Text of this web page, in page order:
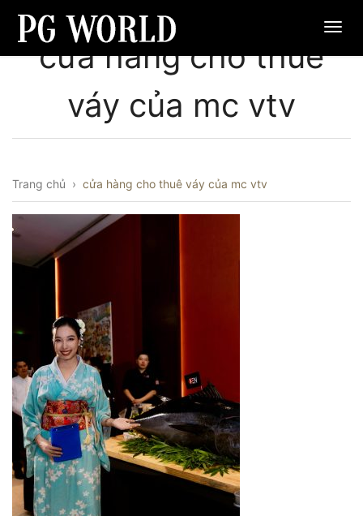
cửa hàng cho thuê
váy của mc vtv
Trang chủ › cửa hàng cho thuê váy của mc vtv